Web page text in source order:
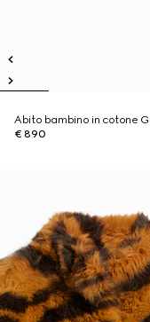
Abito bambino in cotone
€ 890